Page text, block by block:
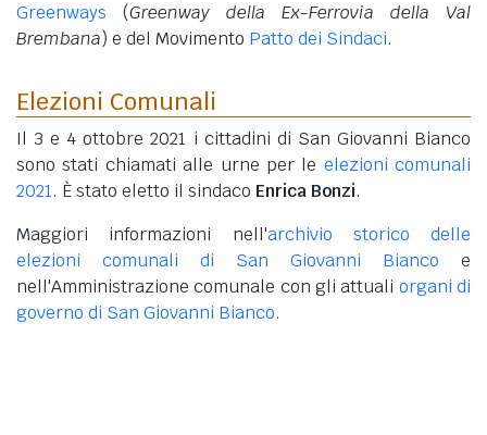
Greenways (Greenway della Ex-Ferrovia della Val
Brembana) e del Movimento Patto dei Sindaci.
Elezioni Comunali
Il 3 e 4 ottobre 2021 i cittadini di San Giovanni Bianco
sono stati chiamati alle urne per le elezioni comunali
2021. È stato eletto il sindaco Enrica Bonzi.
Maggiori informazioni nell'archivio storico delle
elezioni comunali di San Giovanni Bianco e
nell'Amministrazione comunale con gli attuali organi di
governo di San Giovanni Bianco.